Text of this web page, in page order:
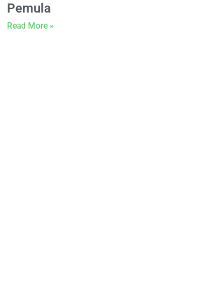
Pemula
Read More »